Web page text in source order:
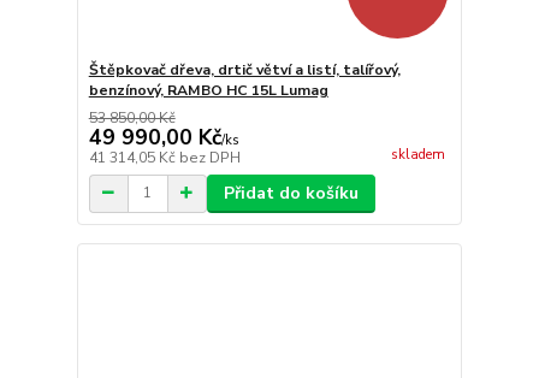
Štěpkovač dřeva, drtič větví a listí, talířový,
benzínový, RAMBO HC 15L Lumag
53 850,00 Kč
49 990,00 Kč/ks
41 314,05 Kč bez DPH skladem
Přidat do košíku